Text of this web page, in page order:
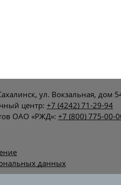
ул. Вокзальная, дом
центр: +7 (4242) 71-29-94
ОАО «РЖД»: +7 (800) 775-00-
данных